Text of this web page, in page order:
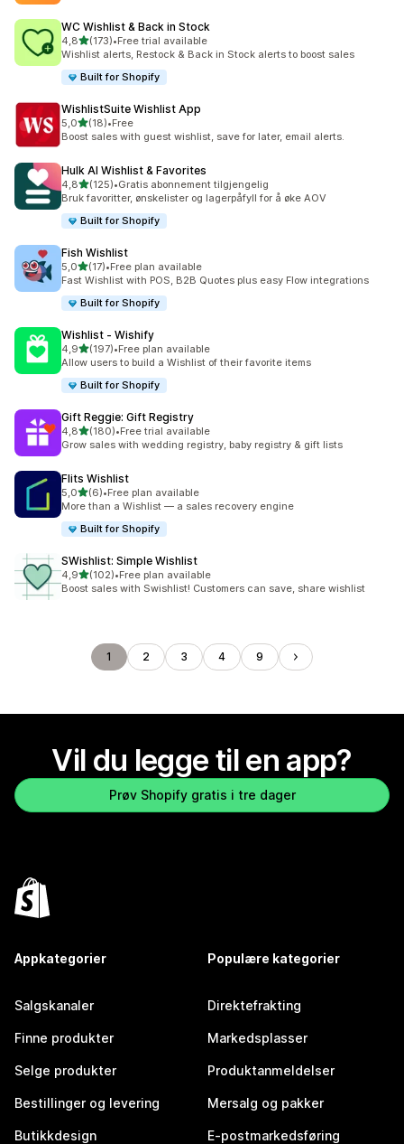
WC Wishlist & Back in Stock
4,8av 5 stjerner
(173)
Totalt 173 omtaler
•Free trial available
Wishlist alerts, Restock & Back in Stock alerts to boost sales
Built for Shopify
WishlistSuite Wishlist App
5,0av 5 stjerner
(18)
Totalt 18 omtaler
•Free
Boost sales with guest wishlist, save for later, email alerts.
Hulk AI Wishlist & Favorites
4,8av 5 stjerner
(125)
Totalt 125 omtaler
•Gratis abonnement tilgjengelig
Bruk favoritter, ønskelister og lagerpåfyll for å øke AOV
Built for Shopify
Fish Wishlist
5,0av 5 stjerner
(17)
Totalt 17 omtaler
•Free plan available
Fast Wishlist with POS, B2B Quotes plus easy Flow integrations
Built for Shopify
Wishlist ‑ Wishify
4,9av 5 stjerner
(197)
Totalt 197 omtaler
•Free plan available
Allow users to build a Wishlist of their favorite items
Built for Shopify
Gift Reggie: Gift Registry
4,8av 5 stjerner
(180)
Totalt 180 omtaler
•Free trial available
Grow sales with wedding registry, baby registry & gift lists
Flits Wishlist
5,0av 5 stjerner
(6)
Totalt 6 omtaler
•Free plan available
More than a Wishlist — a sales recovery engine
Built for Shopify
SWishlist: Simple Wishlist
4,9av 5 stjerner
(102)
Totalt 102 omtaler
•Free plan available
Boost sales with Swishlist! Customers can save, share wishlist
1 2 3 4 9
Vil du legge til en app?
Prøv Shopify gratis i tre dager
Appkategorier
Salgskanaler
Finne produkter
Selge produkter
Bestillinger og levering
Butikkdesign
Populære kategorier
Direktefrakting
Markedsplasser
Produktanmeldelser
Mersalg og pakker
E-postmarkedsføring